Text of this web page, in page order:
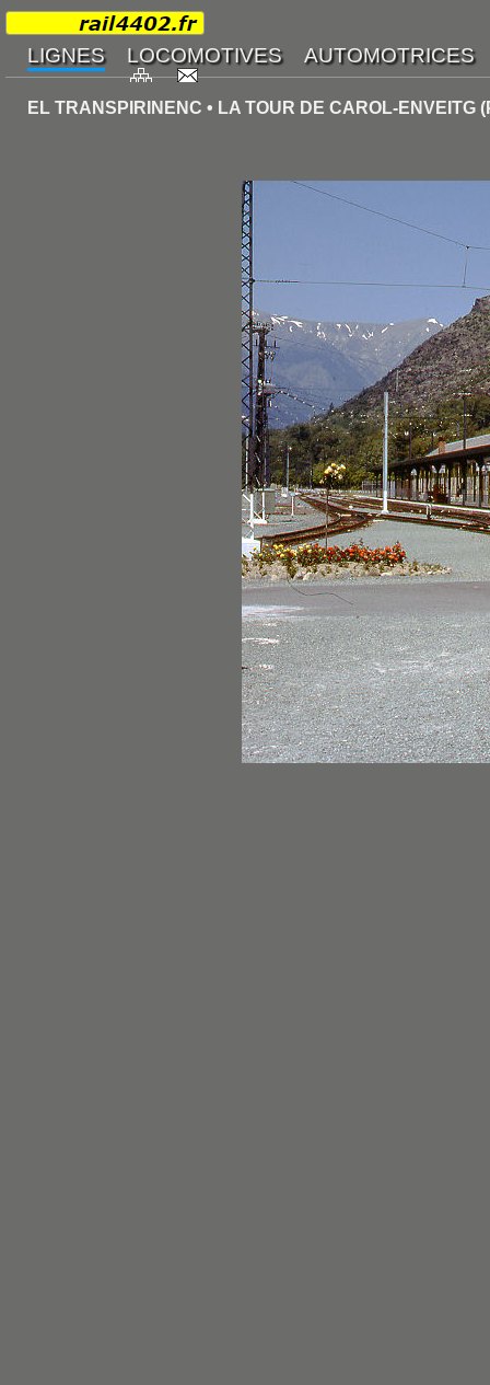
EL TRANSPIRINENC • LA TOUR DE CAROL-ENVEITG